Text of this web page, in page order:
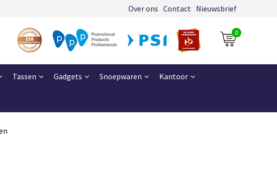
Over ons Contact Nieuwsbrief
0
Tassen Gadgets Snoepwaren Kantoor